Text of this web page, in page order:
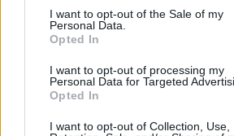
consent section.
I want to opt-out of the Sale of my
Personal Data.
Opted In
I want to opt-out of processing my
Personal Data for Targeted
Opted In
I want to opt-out of Collection, Use,
noticias de
Posible alineación Betis